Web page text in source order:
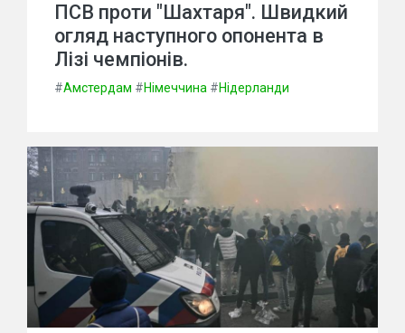
ПСВ проти "Шахтаря". Швидкий
огляд наступного опонента в
Лізі чемпіонів.
#Амстердам #Німеччина #Нідерланди